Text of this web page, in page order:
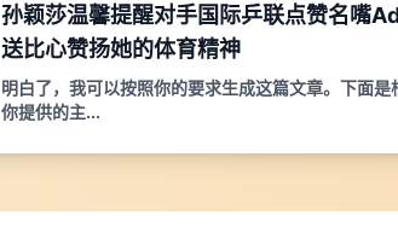
孙颖莎温馨提醒对手国际乒联点赞名嘴
送比心赞扬她的体育精神
明白了，我可以按照你的要求生成这篇文章。下面是
你提供的主...